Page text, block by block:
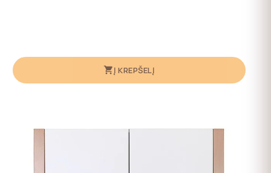
Į KREPŠELĮ